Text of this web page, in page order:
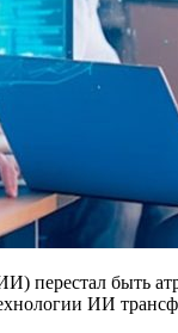
перестал быть
ИИ